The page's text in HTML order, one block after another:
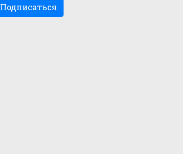
Подписаться